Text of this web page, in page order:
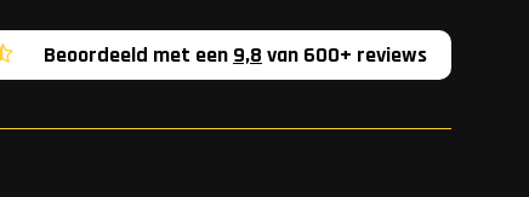
Beoordeeld met een 9,8 van 600+ reviews